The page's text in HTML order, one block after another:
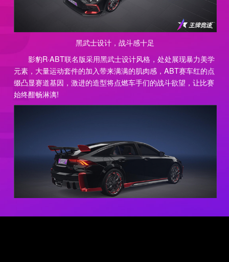
黑武士设计，战斗感十足
影豹R·ABT联名版采用黑武士设计风格，处处展现暴力美学
元素，大量运动套件的加入带来满满的肌肉感，ABT赛车红的点
缀凸显赛道基因，激进的造型将点燃车手们的战斗欲望，让比赛
始终酣畅淋漓!